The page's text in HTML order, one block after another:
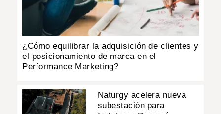
¿Cómo equilibrar la adquisición de clientes y
el posicionamiento de marca en el
Performance Marketing?
Naturgy acelera nueva
subestación para